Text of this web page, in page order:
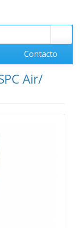
Contacto
Air/